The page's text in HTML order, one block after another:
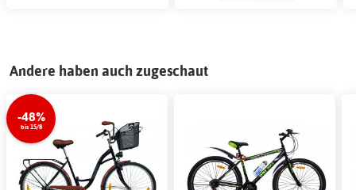
Andere haben auch zugeschaut
-48%
bis 15/8